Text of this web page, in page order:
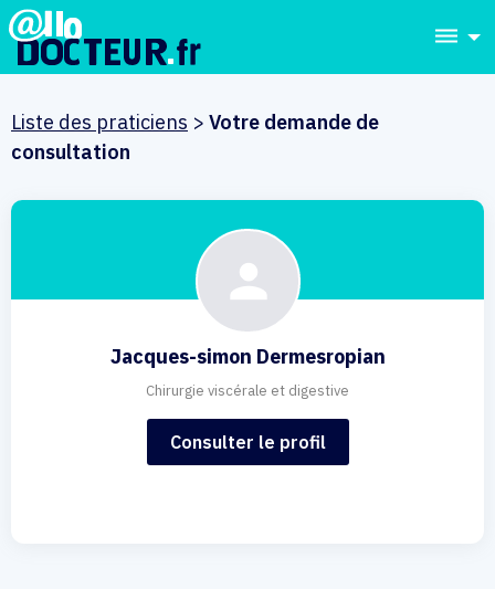
dehaze
Liste des praticiens > Votre demande de
consultation
Jacques-simon Dermesropian
Chirurgie viscérale et digestive
Consulter le profil